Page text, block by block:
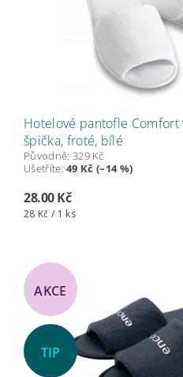
Hotelové pantofle Comfort
špička, froté, bílé
Původně: 329 Kč
Ušetříte:49 Kč (–14 %)
28.00 Kč
28 Kč / 1 ks
AKCE
TIP